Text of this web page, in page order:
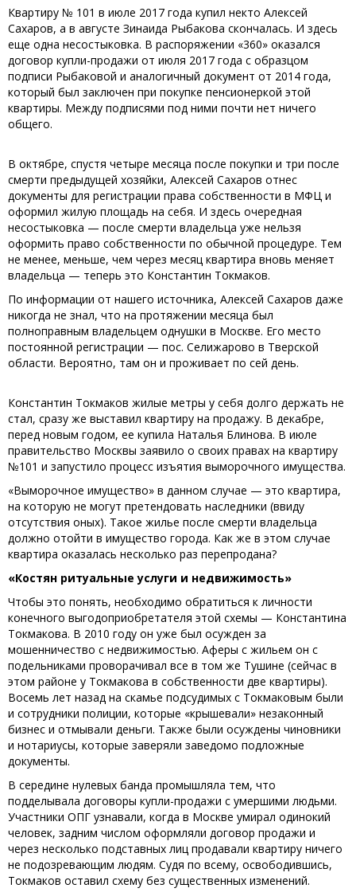
Квартиру № 101 в июле 2017 года купил некто Алексей
Сахаров, а в августе Зинаида Рыбакова скончалась. И здесь
еще одна несостыковка. В распоряжении «360» оказался
договор купли-продажи от июля 2017 года с образцом
подписи Рыбаковой и аналогичный документ от 2014 года,
который был заключен при покупке пенсионеркой этой
квартиры. Между подписями под ними почти нет ничего
общего.
В октябре, спустя четыре месяца после покупки и три после
смерти предыдущей хозяйки, Алексей Сахаров отнес
документы для регистрации права собственности в МФЦ и
оформил жилую площадь на себя. И здесь очередная
несостыковка — после смерти владельца уже нельзя
оформить право собственности по обычной процедуре. Тем
не менее, меньше, чем через месяц квартира вновь меняет
владельца — теперь это Константин Токмаков.
По информации от нашего источника, Алексей Сахаров даже
никогда не знал, что на протяжении месяца был
полноправным владельцем однушки в Москве. Его место
постоянной регистрации — пос. Селижарово в Тверской
области. Вероятно, там он и проживает по сей день.
Константин Токмаков жилые метры у себя долго держать не
стал, сразу же выставил квартиру на продажу. В декабре,
перед новым годом, ее купила Наталья Блинова. В июле
правительство Москвы заявило о своих правах на квартиру
№101 и запустило процесс изъятия выморочного имущества.
«Выморочное имущество» в данном случае — это квартира,
на которую не могут претендовать наследники (ввиду
отсутствия оных). Такое жилье после смерти владельца
должно отойти в имущество города. Как же в этом случае
квартира оказалась несколько раз перепродана?
«Костян ритуальные услуги и недвижимость»
Чтобы это понять, необходимо обратиться к личности
конечного выгодоприобретателя этой схемы — Константина
Токмакова. В 2010 году он уже был осужден за
мошенничество с недвижимостью. Аферы с жильем он с
подельниками проворачивал все в том же Тушине (сейчас в
этом районе у Токмакова в собственности две квартиры).
Восемь лет назад на скамье подсудимых с Токмаковым были
и сотрудники полиции, которые «крышевали» незаконный
бизнес и отмывали деньги. Также были осуждены чиновники
и нотариусы, которые заверяли заведомо подложные
документы.
В середине нулевых банда промышляла тем, что
подделывала договоры купли-продажи с умершими людьми.
Участники ОПГ узнавали, когда в Москве умирал одинокий
человек, задним числом оформляли договор продажи и
через несколько подставных лиц продавали квартиру ничего
не подозревающим людям. Судя по всему, освободившись,
Токмаков оставил схему без существенных изменений.